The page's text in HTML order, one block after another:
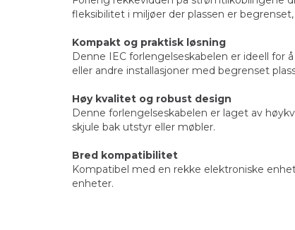
fleksibilitet i miljøer der plassen er
Kompakt og praktisk løsning
Denne IEC forlengelseskabelen er ideell for
eller andre installasjoner med begrenset
Høy kvalitet og robust design
Denne forlengelseskabelen er laget av
skjule bak utstyr eller møbler.
Bred kompatibilitet
Kompatibel med en rekke elektroniske
enheter.